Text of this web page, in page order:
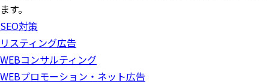
ます。
SEO対策
リスティング広告
WEBコンサルティング
WEBプロモーション・ネット広告